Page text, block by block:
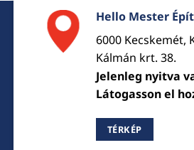
Hello Mester
6000 Kecskemét,
Kálmán krt. 38.
Jelenleg nyitva
Látogasson el
TÉRKÉP